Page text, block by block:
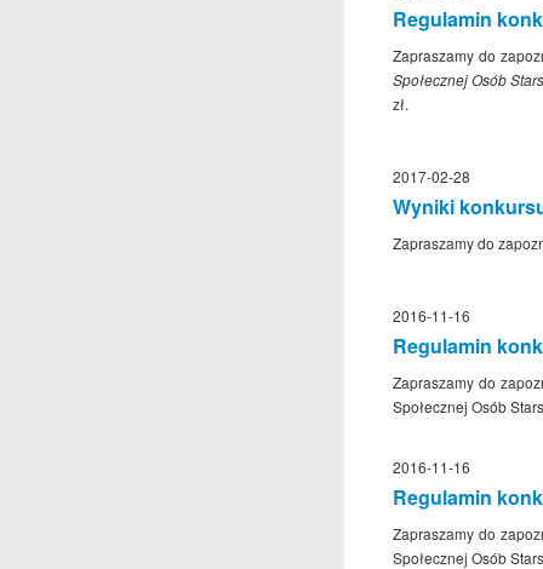
Regulamin
Zapraszamy do
Społecznej Osób
zł.
2017-02-28
Wyniki
Zapraszamy do
2016-11-16
Regulamin
Zapraszamy do
Społecznej Osób
2016-11-16
Regulamin
Zapraszamy do
Społecznej Osób